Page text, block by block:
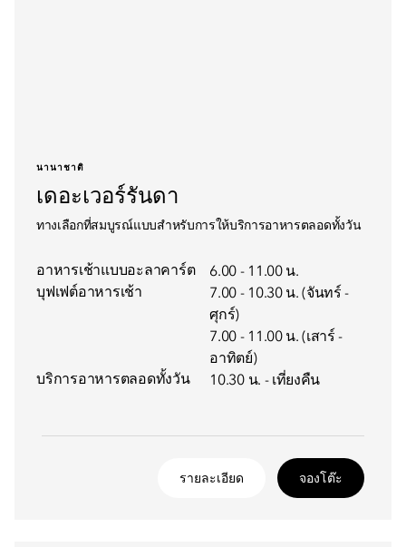
นานาชาติ
เดอะเวอร์รันดา
ทางเลือกที่สมบูรณ์แบบสำหรับการให้บริการอาหารตลอดทั้งวัน
อาหารเช้าแบบอะลาคาร์ต 6.00 - 11.00 น.
บุฟเฟต์อาหารเช้า
7.00 - 10.30 น. (จันทร์ -
ศุกร์)
7.00 - 11.00 น. (เสาร์ -
อาทิตย์)
บริการอาหารตลอดทั้งวัน 10.30 น. - เที่ยงคืน
รายละเอียด จองโต๊ะ